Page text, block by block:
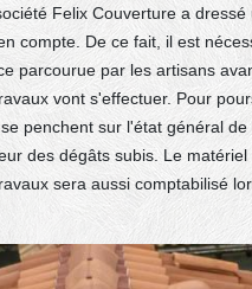
Felix Couverture a dressé
compte. De ce fait, il est
parcourue par les artisans
vont s'effectuer. Pour
penchent sur l'état général
des dégâts subis. Le matériel
sera aussi comptabilisé